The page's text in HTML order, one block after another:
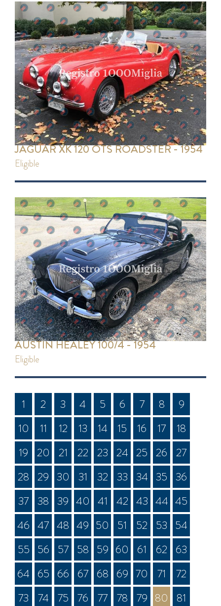
JAGUAR XK 120 OTS ROADSTER - 1954
eligible
AUSTIN HEALEY 100/4 - 1954
eligible
1 2 3 4 5 6 7 8
9
10
11 12 13 14 15 16 17
18
19
20 21 22 23 24 25 26
27
28 29 30 31 32 33 34 35 36
37 38 39 40 41 42 43 44 45
46 47 48 49 50 51 52 53 54
55 56 57 58 59 60 61 62
63
64 65 66 67 68 69 70 71
72
73
74 75 76 77 78 79 80
81